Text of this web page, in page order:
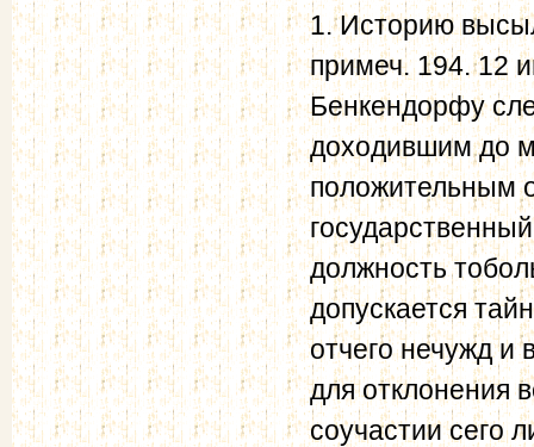
1. Историю
примеч. 194. 12
Бенкендорфу
доходившим до
положительным
должность
допускается
отчего нечужд и
для отклонения
соучастии сего